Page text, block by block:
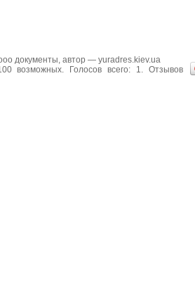
документы, автор — yuradres.kiev.ua
возможных. Голосов всего: 1. Отзывов